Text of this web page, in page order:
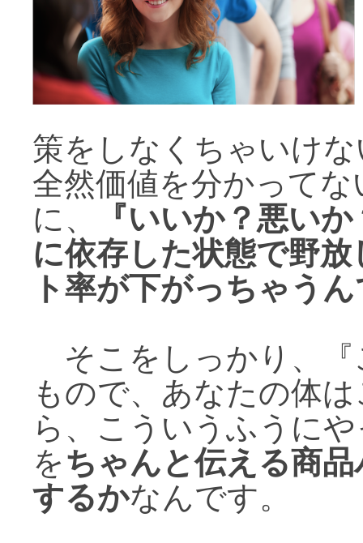
策をしなくちゃいけ
全然価値を分かって
に、
『いいか？悪い
に依存した状態で野
ト率が下がっちゃう
そこをしっかり、『
もので、あなたの体
ら、こういうふうに
をちゃんと伝える商
するかなんです。